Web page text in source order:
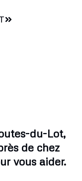
du-Lot,
de chez
vous aider.